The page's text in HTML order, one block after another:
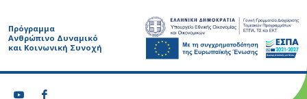
Πρόγραμμα
Ανθρώπινο Δυναμικό
και Κοινωνική Συνοχή